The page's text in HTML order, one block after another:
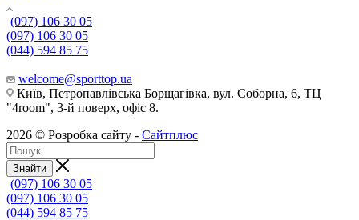
(097) 106 30 05
(097) 106 30 05
(044) 594 85 75
welcome@sporttop.ua
Київ, Петропавлівська Борщагівка, вул. Соборна, 6, ТЦ
"4room", 3-й поверх, офіс 8.
2026 © Розробка сайту - Сайтплюс
Знайти
(097) 106 30 05
(097) 106 30 05
(044) 594 85 75